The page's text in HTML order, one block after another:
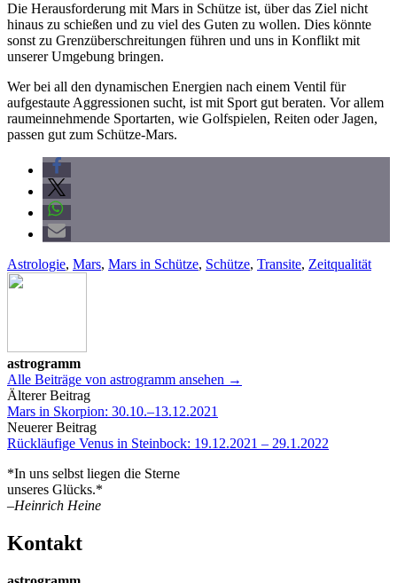
Die Herausforderung mit Mars in Schütze ist, über das Ziel nicht
hinaus zu schießen und zu viel des Guten zu wollen. Dies könnte
sonst zu Grenzüberschreitungen führen und uns in Konflikt mit
unserer Umgebung bringen.
Wer bei all den dynamischen Energien nach einem Ventil für
aufgestaute Aggressionen sucht, ist mit Sport gut beraten. Vor allem
raumeinnehmende Sportarten, wie Golfspielen, Reiten oder Jagen,
passen gut zum Schütze-Mars.
Astrologie, Mars, Mars in Schütze, Schütze, Transite, Zeitqualität
astrogramm
Alle Beiträge von astrogramm ansehen →
Beitrags-
Navigation
Älterer Beitrag
Mars in Skorpion: 30.10.–13.12.2021
Neuerer Beitrag
Rückläufige Venus in Steinbock: 19.12.2021 – 29.1.2022
*In uns selbst liegen die Sterne
unseres Glücks.*
–Heinrich Heine
Kontakt